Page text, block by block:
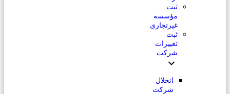
ثبت
مؤسسه
غیرتجاری
ثبت
تغییرات
شرکت
انحلال
شرکت